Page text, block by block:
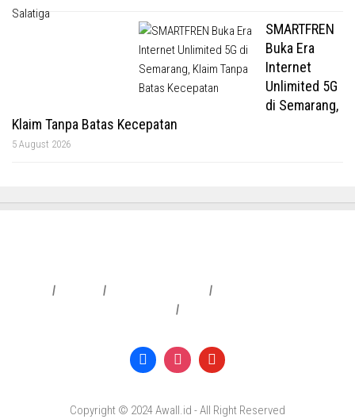
SMARTFREN
Buka Era
Internet
Unlimited 5G
di Semarang,
Klaim Tanpa Batas Kecepatan
5 August 2026
| | |
|
Copyright © 2024 Awall.id - All Right Reserved